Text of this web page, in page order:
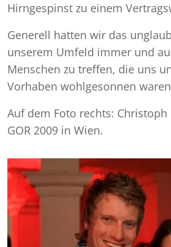
Hirngespinst zu einem
Generell hatten wir das
unserem Umfeld immer und
Menschen zu treffen, die uns
Vorhaben wohlgesonnen
Auf dem Foto rechts:
GOR 2009 in Wien.